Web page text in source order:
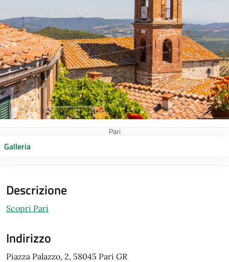
Pari
Galleria
Descrizione
Scopri Pari
Indirizzo
Piazza Palazzo, 2, 58045 Pari GR